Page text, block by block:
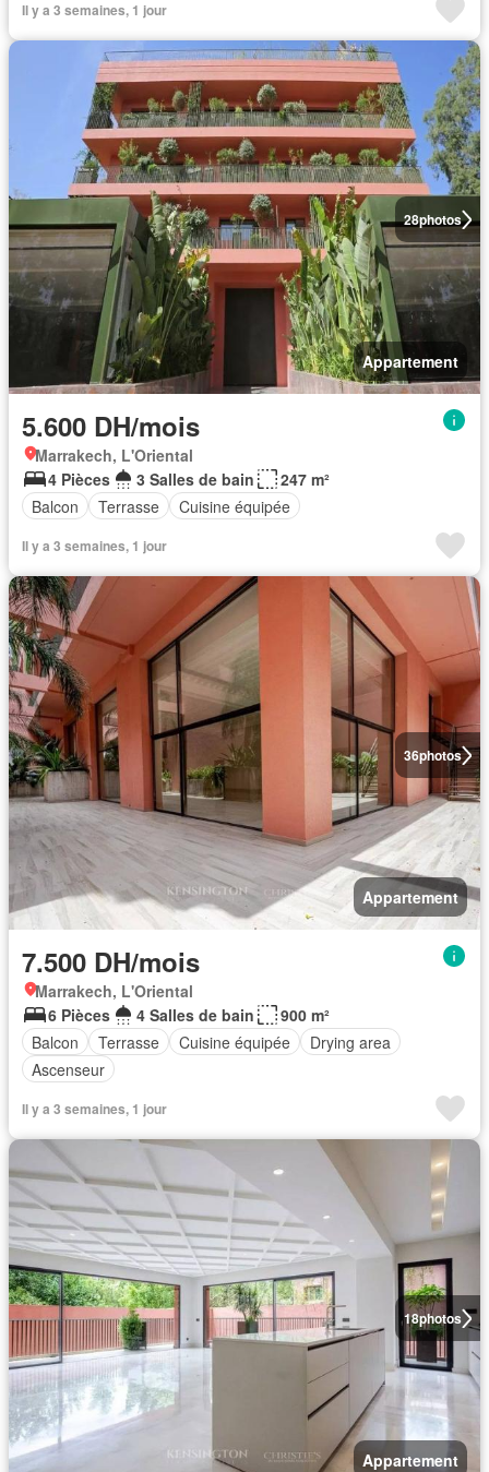
Il y a 3 semaines, 1 jour
28photos
Appartement
5.600 DH/mois
Marrakech, L'Oriental
4 Pièces
3 Salles de bain
247 m²
Balcon
Terrasse Cuisine équipée
Il y a 3 semaines, 1 jour
36photos
Appartement
7.500 DH/mois
Marrakech, L'Oriental
6 Pièces
4 Salles de bain
900 m²
Balcon
Terrasse Cuisine équipée
Drying area
Ascenseur
Il y a 3 semaines, 1 jour
18photos
Appartement